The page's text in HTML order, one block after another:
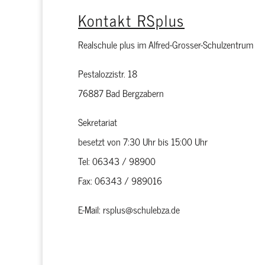
Kontakt RSplus
Realschule plus im Alfred-Grosser-Schulzentrum
Pestalozzistr. 18
76887 Bad Bergzabern
Sekretariat
besetzt von 7:30 Uhr bis 15:00 Uhr
Tel: 06343 / 98900
Fax: 06343 / 989016
E-Mail: rsplus@schulebza.de